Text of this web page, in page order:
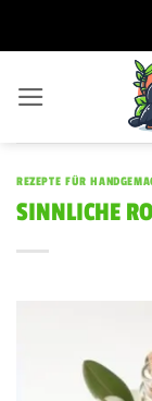
REZEPTE FÜR
SINNLICHE